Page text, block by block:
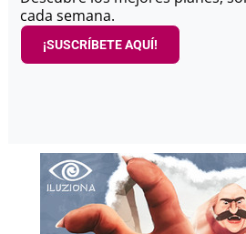
cada semana.
¡SUSCRÍBETE AQUÍ!